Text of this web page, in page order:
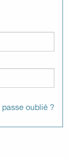
oublié ?